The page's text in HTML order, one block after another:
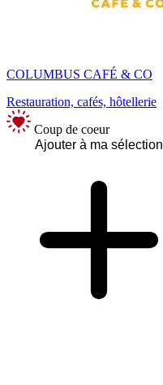
COLUMBUS CAFÉ & CO
Restauration, cafés, hôtellerie
Coup de coeur
Ajouter à ma sélection